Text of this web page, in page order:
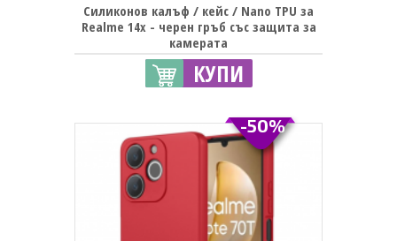
Силиконов калъф / кейс / Nano TPU за
Realme 14x - черен гръб със защита за
камерата
КУПИ
-50%